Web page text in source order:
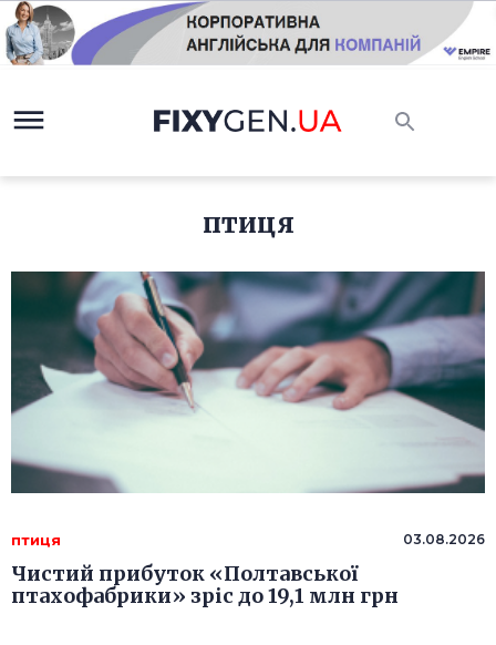
птиця
птиця 03.08.2026
Чистий прибуток «Полтавської
птахофабрики» зріс до 19,1 млн грн